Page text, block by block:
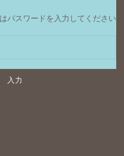
パスワードを入力してください
入力